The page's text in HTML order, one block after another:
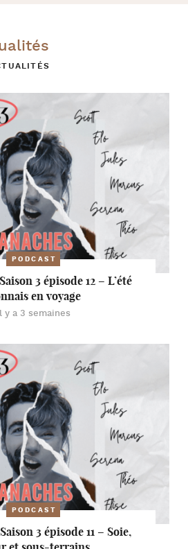
PODCAST
3 épisode 12 – L’été
en voyage
y a 3 semaines
PODCAST
3 épisode 11 – Soie,